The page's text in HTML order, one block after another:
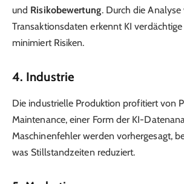
und Risikobewertung. Durch die Analyse
Transaktionsdaten erkennt KI
minimiert Risiken.
4. Industrie
Die industrielle Produktion profitiert von
Maintenance, einer Form der KI-
Maschinenfehler werden vorhergesagt,
was Stillstandzeiten reduziert.